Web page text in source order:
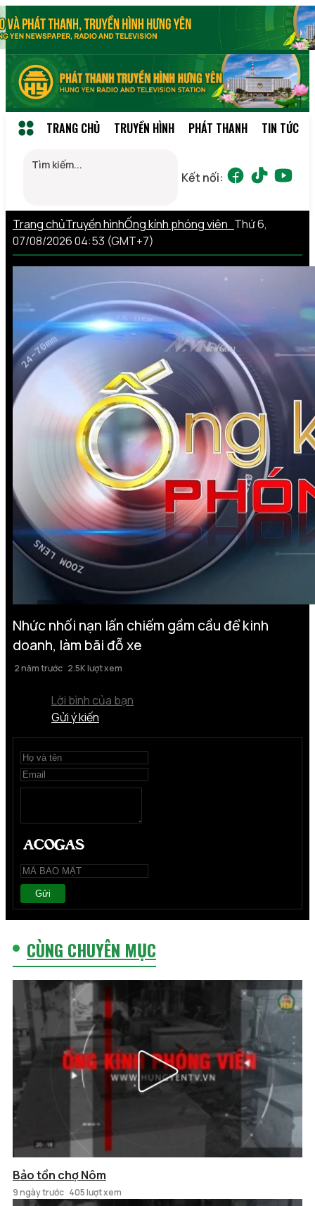
TRANG CHỦ TRUYỀN HÌNH PHÁT THANH TIN TỨC
Kết nối:
Trang chủTruyền hìnhỐng kính phóng viên Thứ 6,
07/08/2026 04:53 (GMT+7)
Nhức nhối nạn lấn chiếm gầm cầu để kinh
doanh, làm bãi đỗ xe
2 năm trước 2.5K lượt xem
Lời bình của bạn
Gửi ý kiến
Gửi
CÙNG CHUYÊN MỤC
Bảo tồn chợ Nôm
9 ngày trước 405 lượt xem